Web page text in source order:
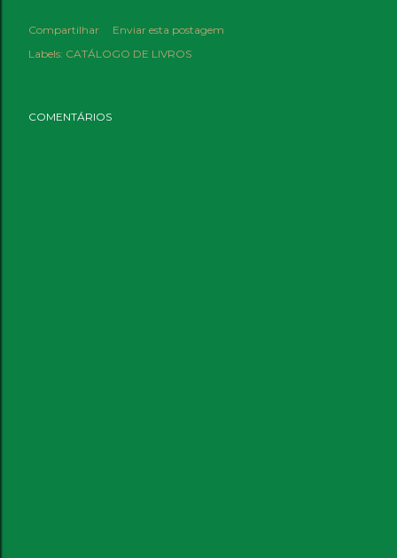
Compartilhar
Enviar esta postagem
Labels: CATÁLOGO DE LIVROS
COMENTÁRIOS